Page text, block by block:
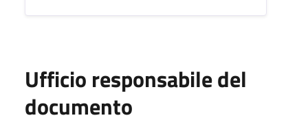
Ufficio responsabile del
documento